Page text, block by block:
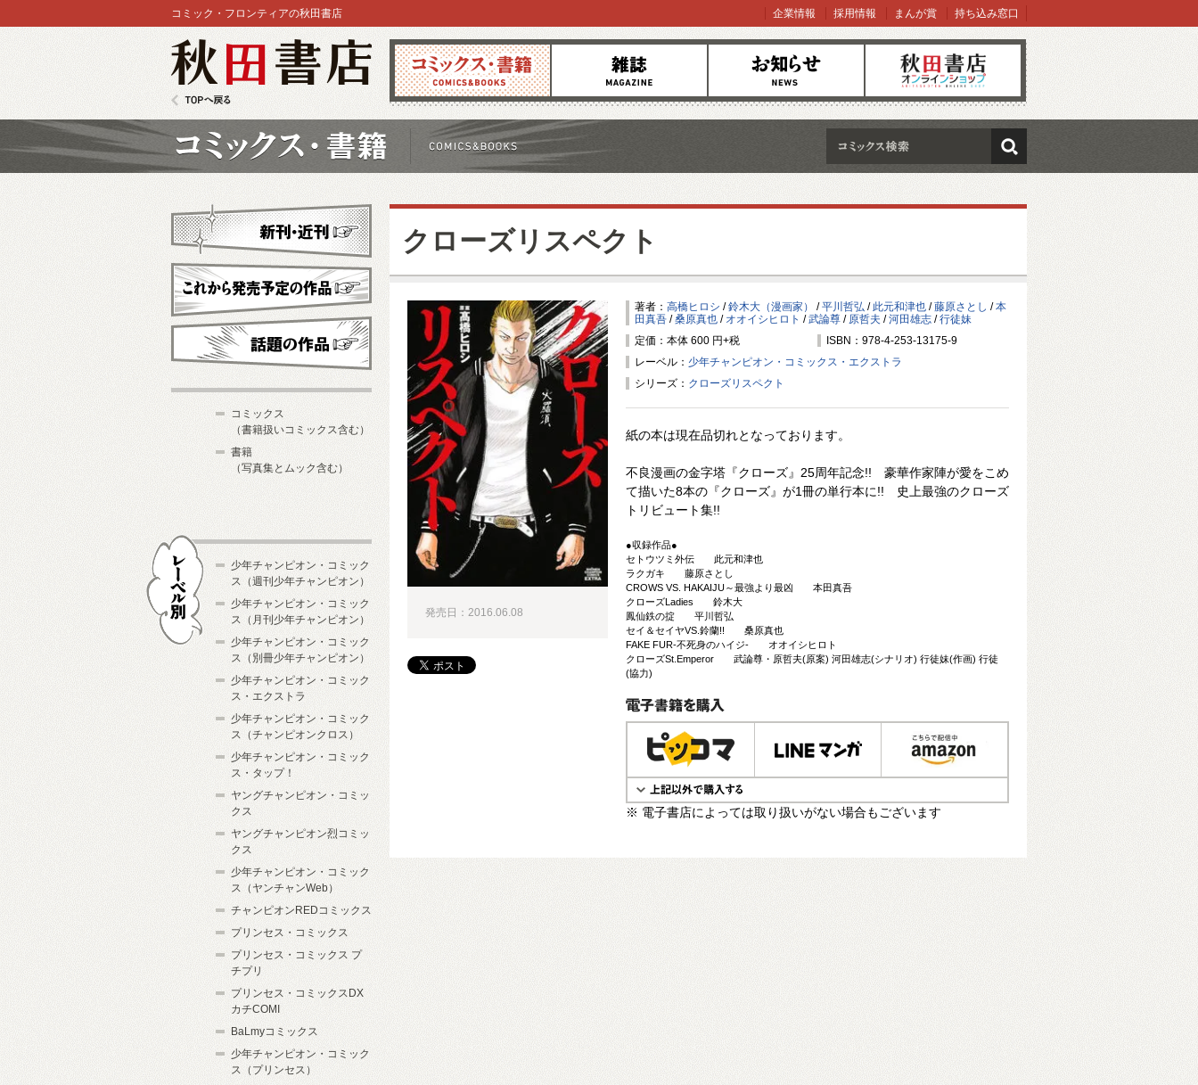
コミックス 雑誌 お知らせ オンラインショップ
コミック・フロンティアの秋田書店 企業情報 採用情報 まんが賞 持ち込み窓口
検索
クローズリスペクト
著者： 高橋ヒロシ /鈴木大（漫画家） /平川哲弘 / 此元和津也 /藤原さとし /本
田真吾 /桑原真也 / オオイシヒロト /武論尊 / 原哲夫 /河田雄志 /行徒妹
定価：本体 600 円+税
ISBN：978-4-253-13175-9
レーベル： 少年チャンピオン・コミックス・エクストラ
シリーズ： クローズリスペクト
紙の本は現在品切れとなっております。
不良漫画の金字塔『クローズ』25周年記念!! 豪華作家陣が愛をこめ
て描いた8本の『クローズ』が1冊の単行本に!! 史上最強のクローズ
トリビュート集!!
●収録作品●
セトウツミ外伝 此元和津也
ラクガキ 藤原さとし
CROWS VS. HAKAIJU～最強より最凶 本田真吾
クローズLadies 鈴木大
鳳仙鉄の掟 平川哲弘
セイ＆セイヤVS.鈴蘭!! 桑原真也
FAKE FUR-不死身のハイジ- オオイシヒロト
クローズSt.Emperor 武論尊・原哲夫(原案) 河田雄志(シナリオ) 行徒妹(作画) 行徒
(協力)
電子書籍で購入
※ 電子書店によっては取り扱いがない場合もございます
発売日：2016.06.08
新刊・近刊
これから発売予定
コミックス
（書籍扱いコミックス含む）
書籍
（写真集とムック含む）
少年チャンピオン・コミック
ス（週刊少年チャンピオン）
少年チャンピオン・コミック
ス（月刊少年チャンピオン）
少年チャンピオン・コミック
ス（別冊少年チャンピオン）
少年チャンピオン・コミック
ス・エクストラ
少年チャンピオン・コミック
ス（チャンピオンクロス）
少年チャンピオン・コミック
ス・タップ！
ヤングチャンピオン・コミッ
クス
ヤングチャンピオン烈コミッ
クス
少年チャンピオン・コミック
ス（ヤンチャンWeb）
チャンピオンREDコミックス
プリンセス・コミックス
プリンセス・コミックス プ
チプリ
プリンセス・コミックスDX
カチCOMI
BaLmyコミックス
少年チャンピオン・コミック
ス（プリンセス）